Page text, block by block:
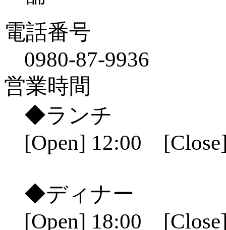
電話番号
0980-87-9936
営業時間
◆ランチ
[Open] 12:00
◆ディナー
[Open] 18:00